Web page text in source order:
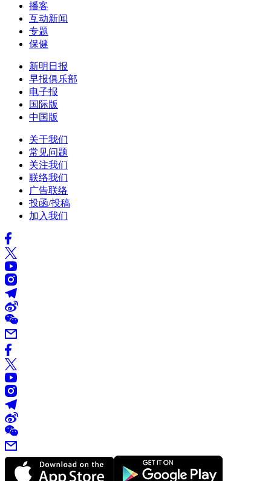
播客
互动新闻
专题
保健
新明日报
早报俱乐部
电子报
国际版
中国版
关于我们
常见问题
关注我们
联络我们
广告联络
投函/投稿
加入我们